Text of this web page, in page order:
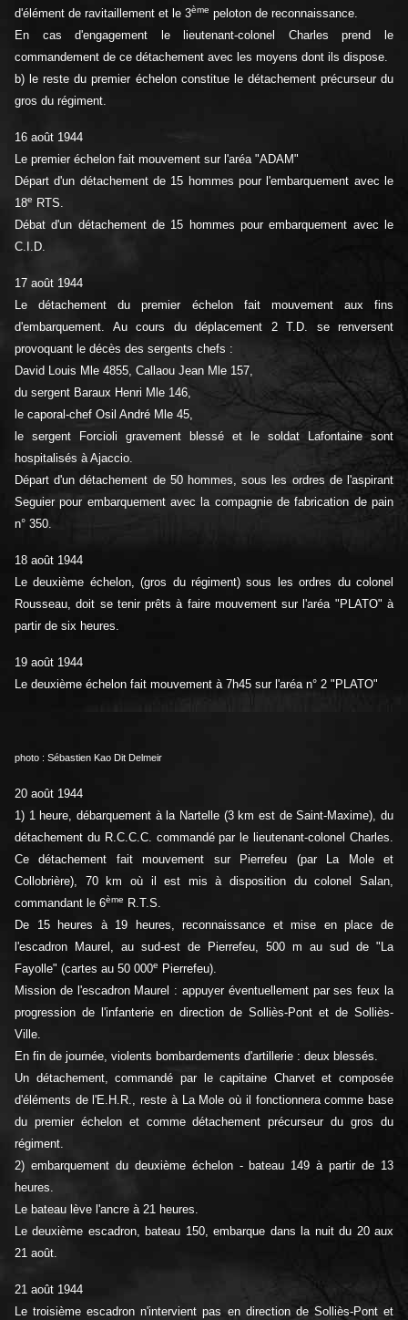
d'élément de ravitaillement et le 3ème peloton de reconnaissance.
En cas d'engagement le lieutenant-colonel Charles prend le
commandement de ce détachement avec les moyens dont ils dispose.
b) le reste du premier échelon constitue le détachement précurseur du
gros du régiment.
16 août 1944
Le premier échelon fait mouvement sur l'aréa "ADAM"
Départ d'un détachement de 15 hommes pour l'embarquement avec le
18e
RTS.
Débat d'un détachement de 15 hommes pour embarquement avec le
C.I.D.
17 août 1944
Le détachement du premier échelon fait mouvement aux fins
d'embarquement. Au cours du déplacement 2 T.D. se renversent
provoquant le décès des sergents chefs :
David Louis Mle 4855, Callaou Jean Mle 157,
du sergent Baraux Henri Mle 146,
le caporal-chef Osil André Mle 45,
le sergent Forcioli gravement blessé et le soldat Lafontaine sont
hospitalisés à Ajaccio.
Départ d'un détachement de 50 hommes, sous les ordres de l'aspirant
Seguier pour embarquement avec la compagnie de fabrication de pain
n° 350.
18 août 1944
Le deuxième échelon, (gros du régiment) sous les ordres du colonel
Rousseau, doit se tenir prêts à faire mouvement sur l'aréa "PLATO" à
partir de six heures.
19 août 1944
Le deuxième échelon fait mouvement à 7h45 sur l'aréa n° 2 "PLATO"
photo : Sébastien Kao Dit Delmeir
20 août 1944
1) 1 heure, débarquement à la Nartelle (3 km est de Saint-Maxime), du
détachement du R.C.C.C. commandé par le lieutenant-colonel Charles.
Ce détachement fait mouvement sur Pierrefeu (par La Mole et
Collobrière), 70 km où il est mis à disposition du colonel Salan,
commandant le 6ème
R.T.S.
De 15 heures à 19 heures, reconnaissance et mise en place de
l'escadron Maurel, au sud-est de Pierrefeu, 500 m au sud de "La
Fayolle" (cartes au 50 000e
Pierrefeu).
Mission de l'escadron Maurel : appuyer éventuellement par ses feux la
progression de l'infanterie en direction de Solliès-Pont et de Solliès-
Ville.
En fin de journée, violents bombardements d'artillerie : deux blessés.
Un détachement, commandé par le capitaine Charvet et composée
d'éléments de l'E.H.R., reste à La Mole où il fonctionnera comme base
du premier échelon et comme détachement précurseur du gros du
régiment.
2) embarquement du deuxième échelon - bateau 149 à partir de 13
heures.
Le bateau lève l'ancre à 21 heures.
Le deuxième escadron, bateau 150, embarque dans la nuit du 20 aux
21 août.
21 août 1944
Le troisième escadron n'intervient pas en direction de Solliès-Pont et